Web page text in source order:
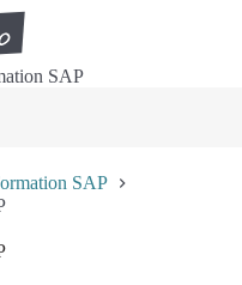
SAP
SAP